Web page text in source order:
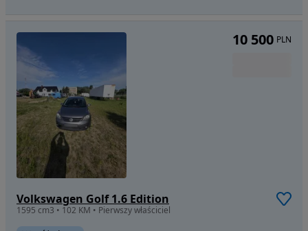
Volkswagen Golf 1.6 Edition
1595 cm3 • 102 KM • Pierwszy właściciel
10 500 PLN